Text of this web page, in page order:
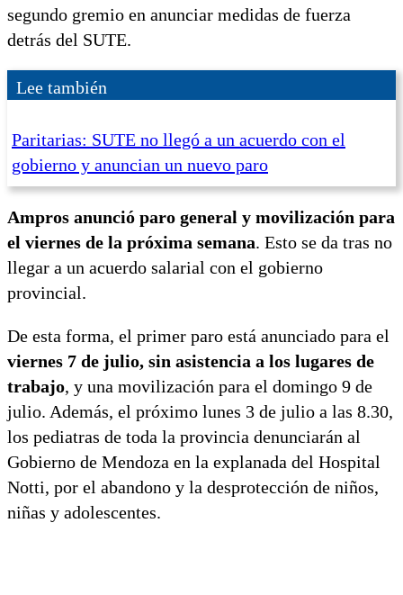
segundo gremio en anunciar medidas de fuerza
detrás del SUTE.
Lee también
Paritarias: SUTE no llegó a un acuerdo con el
gobierno y anuncian un nuevo paro
Ampros anunció paro general y movilización para
el viernes de la próxima semana. Esto se da tras no
llegar a un acuerdo salarial con el gobierno
provincial.
De esta forma, el primer paro está anunciado para el
viernes 7 de julio, sin asistencia a los lugares de
trabajo, y una movilización para el domingo 9 de
julio. Además, el próximo lunes 3 de julio a las 8.30,
los pediatras de toda la provincia denunciarán al
Gobierno de Mendoza en la explanada del Hospital
Notti, por el abandono y la desprotección de niños,
niñas y adolescentes.